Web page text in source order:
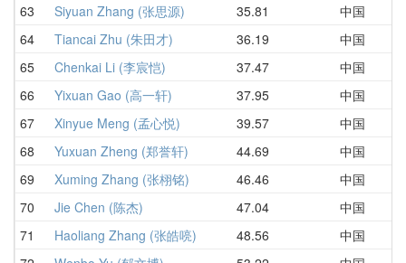
63 Siyuan Zhang (张思源) 35.81 中国
64 Tiancai Zhu (朱田才) 36.19 中国
65 Chenkai Li (李宸恺) 37.47 中国
66 Yixuan Gao (高一轩) 37.95 中国
67 Xinyue Meng (孟心悦) 39.57 中国
68 Yuxuan Zheng (郑誉轩) 44.69 中国
69 Xuming Zhang (张栩铭) 46.46 中国
70 Jie Chen (陈杰) 47.04 中国
71 Haoliang Zhang (张皓喨) 48.56 中国